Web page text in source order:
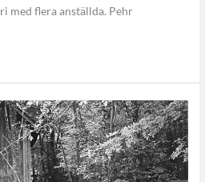
med flera anställda. Pehr